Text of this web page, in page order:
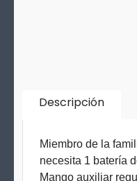
Descripción
Miembro de la
necesita 1 batería
Mango auxiliar